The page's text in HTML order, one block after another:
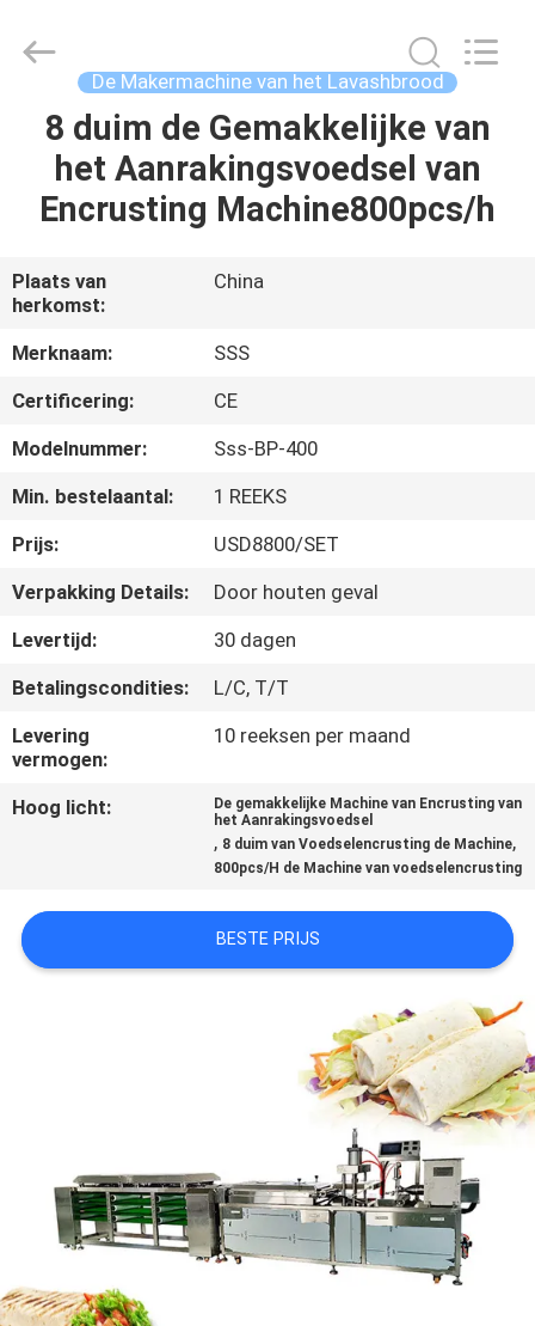
THUIS
PRODUCTEN
VIDEO'S
OVER
ONS
KWALITEITSCONTROLE
NEEM
MET
ONS
EEN
OFFERTE
De Makermachine van het Lavashbrood
8 duim de Gemakkelijke van
het Aanrakingsvoedsel van
Encrusting Machine800pcs/h
Plaats van
herkomst:
China
Merknaam:
SSS
Certificering:
CE
Modelnummer:
Sss-BP-400
Min. bestelaantal:
1 REEKS
Prijs:
USD8800/SET
Verpakking Details:
Door houten geval
Levertijd:
30 dagen
Betalingscondities:
L/C, T/T
Levering
vermogen:
10 reeksen per maand
Hoog licht:
De gemakkelijke Machine van Encrusting van
het Aanrakingsvoedsel
, 8 duim van Voedselencrusting de Machine,
800pcs/H de Machine van voedselencrusting
BESTE PRIJS